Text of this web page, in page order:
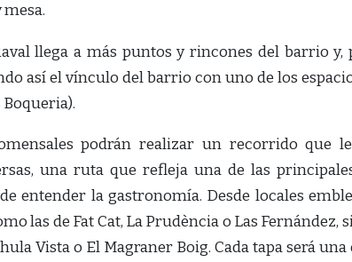
llega a más puntos y rincones del barrio
así el vínculo del barrio con uno de los
Boqueria).
podrán realizar un recorrido que
una ruta que refleja una de las
entender la gastronomía. Desde locales
las de Fat Cat, La Prudència o Las
Vista o El Magraner Boig. Cada tapa será